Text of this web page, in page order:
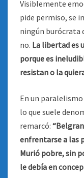
Visiblemente
pide permiso, se
ningún burócrata
no. La libertad es
porque es
resistan o la
En un
lo que suele
remarcó:
enfrentarse a las
Murió pobre, sin
le debía en